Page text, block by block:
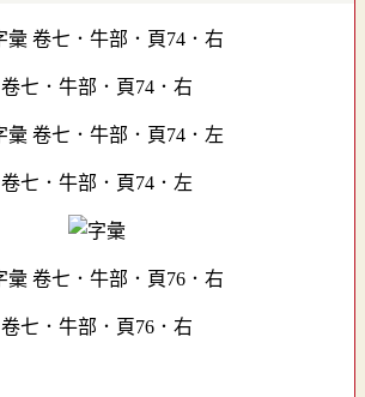
卷七．牛部．頁74．右
卷七．牛部．頁74．左
卷七．牛部．頁76．右